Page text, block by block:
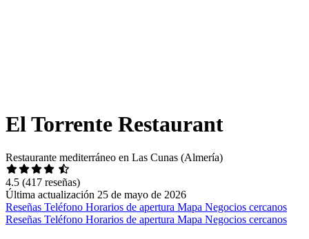
El Torrente Restaurant
Restaurante mediterráneo en Las Cunas (Almería)
4.5 (417 reseñas)
Última actualización 25 de mayo de 2026
Reseñas Teléfono Horarios de apertura Mapa Negocios cercanos
Reseñas Teléfono Horarios de apertura Mapa Negocios cercanos